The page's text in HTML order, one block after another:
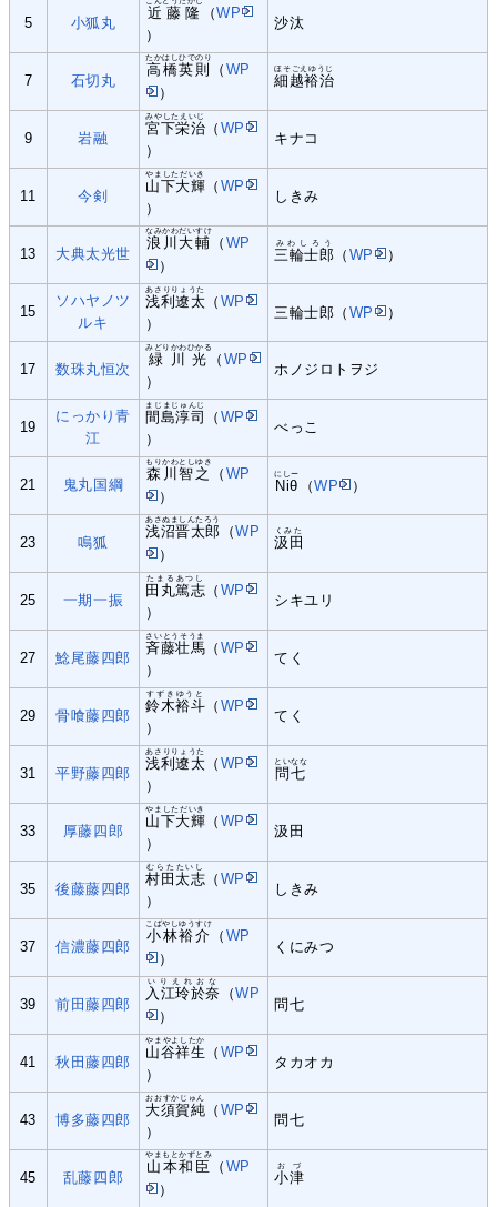
5 小狐丸
近藤隆 （WP
）
沙汰
7 石切丸
高橋英則
たかはしひでのり
（ WP
）
細越裕治
ほそごえゆうじ
9 岩融
宮下栄治
みやしたえいじ
（ WP
）
キナコ
11 今剣
山下大輝
やましただいき
（ WP
）
しきみ
13 大典太光世
浪川大輔
なみかわだいすけ
（ WP
）
三輪士郎
みわしろう
（ WP ）
15
ソハヤノツ
ルキ
浅利遼太
あさりりょうた
（ WP
）
三輪士郎（ WP ）
17 数珠丸恒次
緑川光
みどりかわひかる
（ WP
）
ホノジロトヲジ
19
にっかり青
江
間島淳司
まじまじゅんじ
（ WP
）
べっこ
21 鬼丸国綱
森川智之
もりかわとしゆき
（ WP
）
Niθ
にしー
（WP ）
23 鳴狐
浅沼晋太郎
あさぬましんたろう
（WP
）
汲田
くみた
25 一期一振
田丸篤志
たまるあつし
（ WP
）
シキユリ
27 鯰尾藤四郎
斉藤壮馬
さいとうそうま
（ WP
）
てく
29 骨喰藤四郎
鈴木裕斗
すずきゆうと
（ WP
）
てく
31 平野藤四郎
浅利遼太
あさりりょうた
（ WP
）
問七
といなな
33 厚藤四郎
山下大輝
やましただいき
（ WP
）
汲田
35 後藤藤四郎
村田太志
むらたたいし
（ WP
）
しきみ
37 信濃藤四郎
小林裕介
こばやしゆうすけ
（ WP
）
くにみつ
39 前田藤四郎
入江玲於奈
いりえれおな
（WP
）
問七
41 秋田藤四郎
山谷祥生
やまやよしたか
（ WP
）
タカオカ
43 博多藤四郎
大須賀純
おおすかじゅん
（ WP
）
問七
45 乱藤四郎
山本和臣
やまもとかずとみ
（ WP
）
小津
おづ